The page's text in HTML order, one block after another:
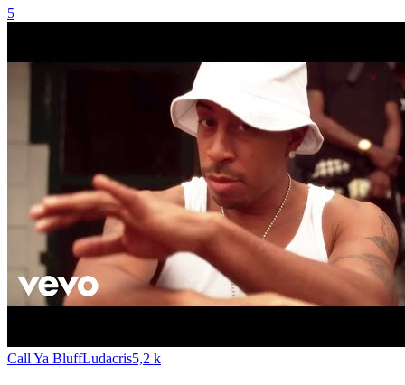
5
Call Ya BluffLudacris5,2 k